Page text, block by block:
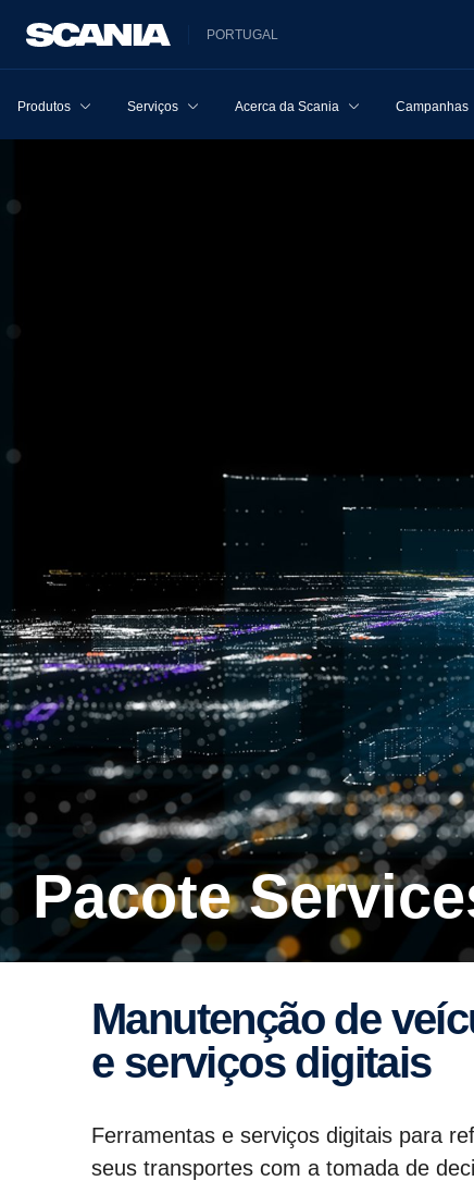
PORTUGAL
Produtos Serviços Acerca da Scania Campanhas
Pacote
Manutenção de veículos baseada em dados
e serviços digitais
Ferramentas e serviços digitais para
seus transportes com a tomada de